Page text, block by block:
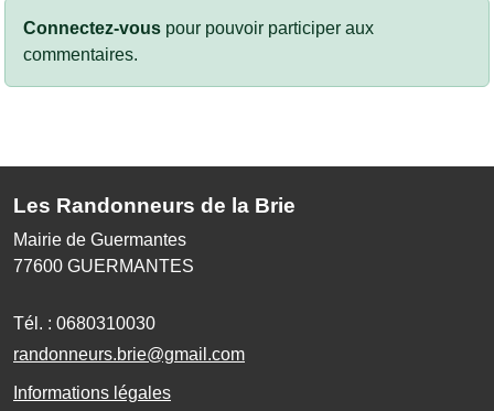
Connectez-vous pour pouvoir participer aux
commentaires.
Les Randonneurs de la Brie
Mairie de Guermantes
77600 GUERMANTES
Tél. : 0680310030
randonneurs.brie@gmail.com
Informations légales